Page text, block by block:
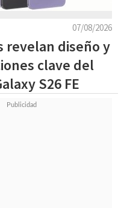
07/08/2026
revelan diseño y
clave del
S26 FE